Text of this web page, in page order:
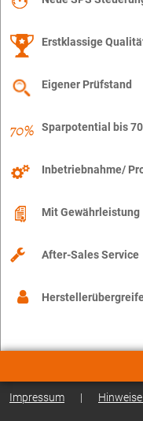
Erstklassige
Eigener Prüfstand
Sparpotential bis
Inbetriebnahme/
Mit Gewährleistung
After-Sales Service
Impressum |